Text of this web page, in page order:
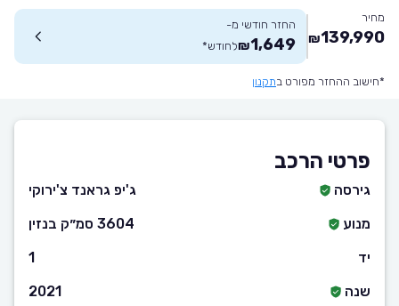
מחיר
139,990
₪
החזר חודשי מ-
1,649
₪לחודש*
*חישוב ההחזר מפורט בתקנון
פרטי הרכב
גירסה
ג'יפ גראנד צ'ירוקי
מנוע
3604 סמ״ק בנזין
יד
1
שנה
2021